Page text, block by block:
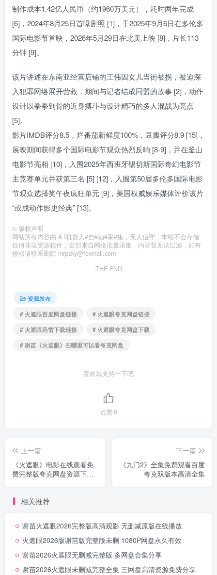
制作成本1.42亿人民币（约1960万美元），耗时两年完成
[6]，2024年8月25日首曝剧照 [1]，于2025年9月6日在多伦多
国际电影节首映，2026年5月29日在北美上映 [8]，片长113
分钟 [9]。
该片讲述在东南亚经营店铺的王伟因女儿当街被拐，被迫深
入犯罪网络展开营救，期间与记者结成同盟的故事 [2]，动作
设计以拳拳到骨的近身搏斗与设计精巧的多人混战为亮点
[5]。
影片IMDB评分8.5，烂番茄新鲜度100%，豆瓣评分8.9 [15]，
展映期间获得多个国际电影节观众热烈反响 [8-9]，并在釜山
电影节亮相 [10]，入围2025年西班牙锡切斯国际奇幻电影节
主竞赛单元并获第三名 [5] [12]，入围第50届多伦多国际电影
节观众选择奖午夜疯狂单元 [9]，美国权威娱乐媒体评价该片
“或成动作影史经典” [13]。
© 版权声明
网站所有内容由 A I机器人#自#动#采#集，无人值守，本站不会存储
任何非法资源软件，全部来自网络批量采集，内容暂无法过滤，如有
侵权请联系删除 mrpsky@foxmail.com
THE END
资源发布
# 火遮眼百度网盘链接
# 火遮眼夸克网盘链接
# 火遮眼迅雷下载链接
# 火遮眼夸克网盘下载
# 谢苗《火遮眼》在哪里可以看夸克网盘
喜欢就支持一下吧
点赞0
上一篇
《火遮眼》电影在线观看免
费完整版夸克网盘资源下载
下一篇
《九门2》全集免费观看百度
夸克双版本高清全集
相关推荐
谢苗火遮眼2026完整版高清观影 无删减原版在线播放
火遮眼2026版谢苗版完整版未删 1080P网盘永久有效
谢苗2026火遮眼无删减完整版 多网盘合集分享
谢苗2026火遮眼未删减完整全集 三网盘高清资源免费分享